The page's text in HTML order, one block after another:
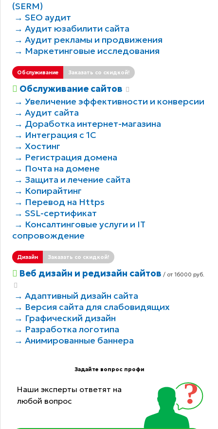
(SERM)
→ SEO аудит
→ Аудит юзабилити сайта
→ Аудит рекламы и продвижения
→ Маркетинговые исследования
Обслуживание Заказать со скидкой!
Обслуживание сайтов
→ Увеличение эффективности и конверсии
→ Аудит сайта
→ Доработка интернет-магазина
→ Интеграция с 1С
→ Хостинг
→ Регистрация домена
→ Почта на домене
→ Защита и лечение сайта
→ Копирайтинг
→ Перевод на Https
→ SSL-сертификат
→ Консалтинговые услуги и IT
сопровождение
Дизайн Заказать со скидкой!
Веб дизайн и редизайн сайтов / от 16000 руб.
→ Адаптивный дизайн сайта
→ Версия сайта для слабовидящих
→ Графический дизайн
→ Разработка логотипа
→ Анимированные баннера
Задайте вопрос профи
Наши эксперты ответят на
любой вопрос